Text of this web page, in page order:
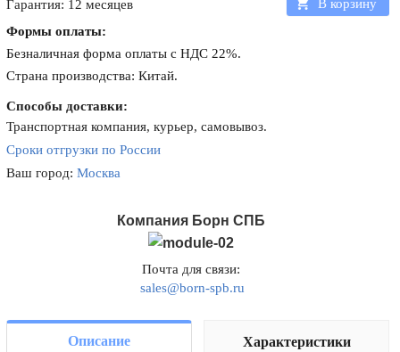
Гарантия: 12 месяцев
В корзину
Формы оплаты:
Безналичная форма оплаты с НДС 22%.
Страна производства: Китай.
Способы доставки:
Транспортная компания, курьер, самовывоз.
Сроки отгрузки по России
Ваш город:Москва
Компания Борн СПБ
Почта для связи:
sales@born-spb.ru
Описание Характеристики